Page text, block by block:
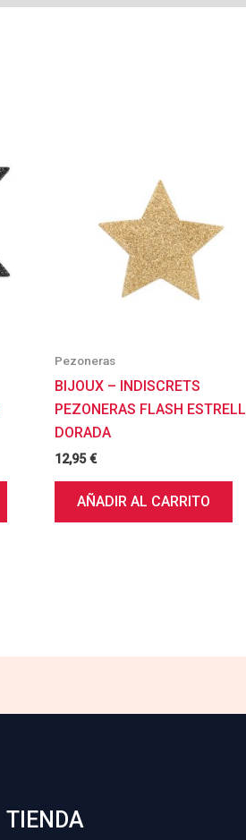
Pezoneras
BIJOUX – INDISCRETS
PEZONERAS FLASH
DORADA
12,95€
AÑADIR AL CARRITO
TIENDA